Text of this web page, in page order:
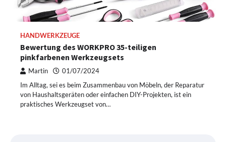
HANDWERKZEUGE
Bewertung des WORKPRO 35-teiligen
pinkfarbenen Werkzeugsets
Martin 01/07/2024
Im Alltag, sei es beim Zusammenbau von Möbeln, der Reparatur
von Haushaltsgeräten oder einfachen DIY-Projekten, ist ein
praktisches Werkzeugset von…